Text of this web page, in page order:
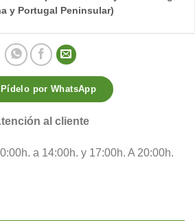
y Portugal Peninsular)
Pídelo por WhatsApp
al cliente
a 14:00h. y 17:00h. A 20:00h.